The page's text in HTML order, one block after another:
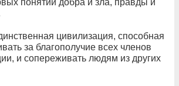
цивилизация, способная
за благополучие всех членов
и сопереживать людям из других